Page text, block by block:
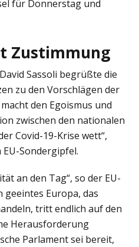
für Donnerstag und
Zustimmung
Sassoli begrüßte die
zu den Vorschlägen der
den Egoismus und
zwischen den nationalen
Covid-19-Krise wett“,
Sondergipfel.
an den Tag“, so der EU-
geeintes Europa, das
tritt endlich auf den
Herausforderung
Parlament sei bereit,